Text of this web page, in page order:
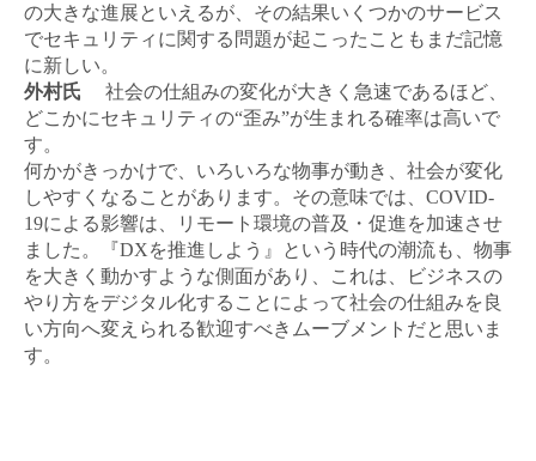
キャンセル ログアウト
の大きな進展といえるが、その結果いくつかのサービス
でセキュリティに関する問題が起こったこともまだ記憶
に新しい。
外村氏
社会の仕組みの変化が大きく急速であるほど、
どこかにセキュリティの“歪み”が生まれる確率は高いで
す。
何かがきっかけで、いろいろな物事が動き、社会が変化
しやすくなることがあります。その意味では、COVID-
19による影響は、リモート環境の普及・促進を加速させ
ました。『DXを推進しよう』という時代の潮流も、物事
を大きく動かすような側面があり、これは、ビジネスの
やり方をデジタル化することによって社会の仕組みを良
い方向へ変えられる歓迎すべきムーブメントだと思いま
す。